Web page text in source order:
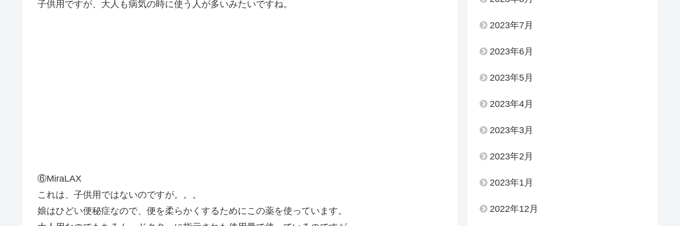
子供用ですが、大人も病気の時に使う人が多いみたいですね。
⑥MiraLAX
これは、子供用ではないのですが。。。
娘はひどい便秘症なので、便を柔らかくするためにこの薬を使っています。
2023年7月
2023年6月
2023年5月
2023年4月
2023年3月
2023年2月
2023年1月
2022年12月